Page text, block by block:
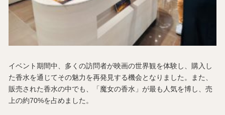
イベント期間中、多くの訪問者が映画の世界観を体験し、購入し
た香水を通じてその魅力を再発見する機会となりました。また、
販売された香水の中でも、「魔女の香水」が最も人気を博し、売
上の約70%を占めました。